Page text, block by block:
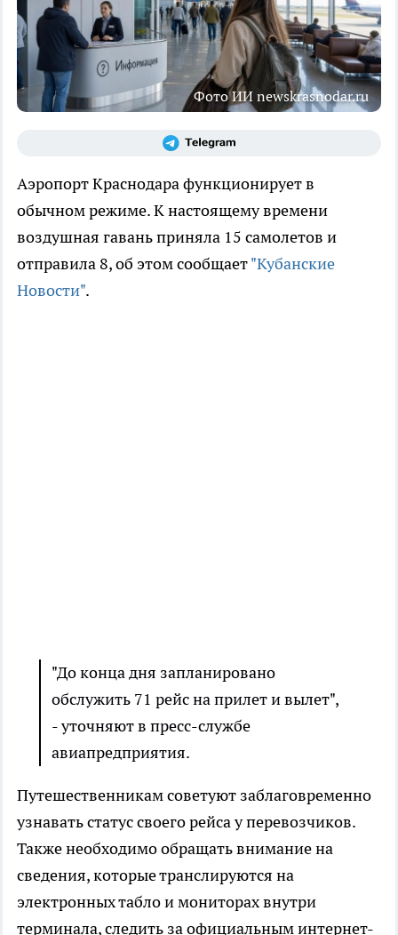
Фото ИИ newskrasnodar.ru
Аэропорт Краснодара функционирует в
обычном режиме. К настоящему времени
воздушная гавань приняла 15 самолетов и
отправила 8, об этом сообщает"Кубанские
Новости".
"До конца дня запланировано
обслужить 71 рейс на прилет и вылет",
- уточняют в пресс-службе
авиапредприятия.
Путешественникам советуют заблаговременно
узнавать статус своего рейса у перевозчиков.
Также необходимо обращать внимание на
сведения, которые транслируются на
электронных табло и мониторах внутри
терминала, следить за официальным интернет-